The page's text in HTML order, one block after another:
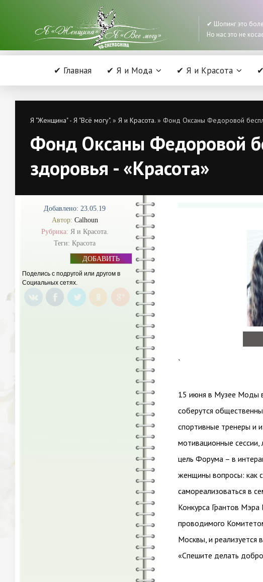
✔ Шопинг это
Но нас это не
✔ Главная ✔ Я и Мода ✔ Я и Красота
Я "Женщина" - Я "Всё могу". » Я и Красота. » Фонд Оксаны Федоровой
Фонд Оксаны Федоровой
здоровья - «Красота»
Добавлено: 23.05.19
Автор: Calhoun
Рубрика: Я и Красота.
Теги: Красота
ДОБАВИТЬ
Поделись с подругой или другом в
Социальных сетях.
`
15 июня в Музее Моды
соберутся
спортивные тренеры и
мотивационные сессии,
цель Форума – в
женщины вопросы: как
самореализоваться в
Конкурса Грантов
проводимого
Москвы, и реализуется
«Спешите делать